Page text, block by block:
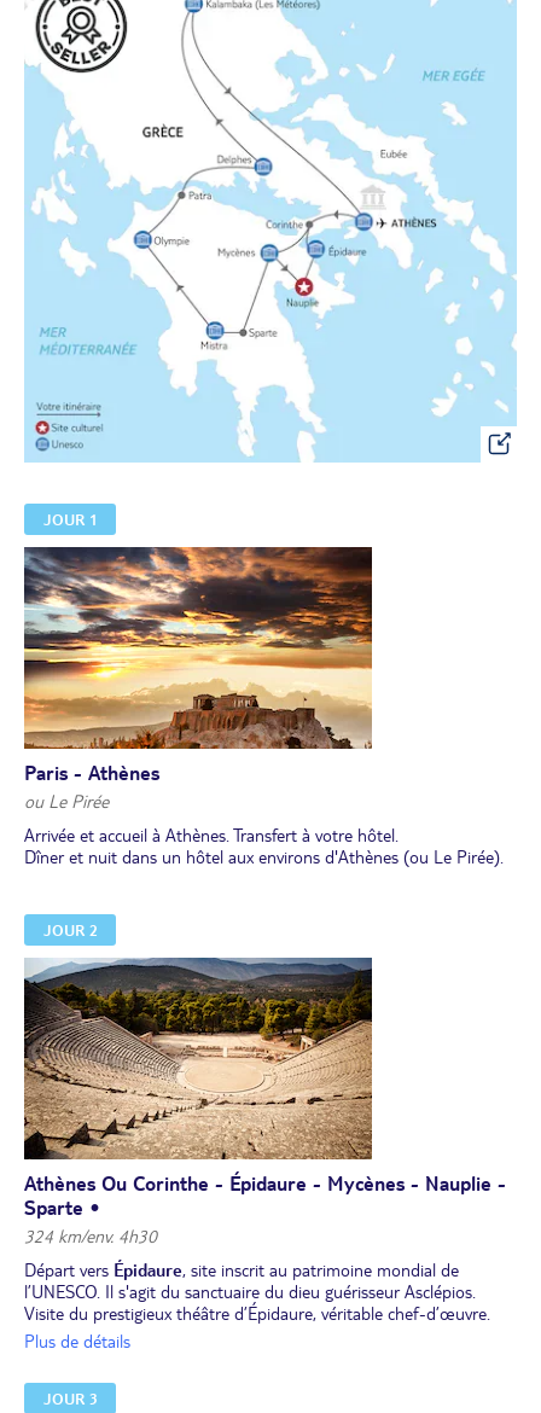
JOUR 1
Paris - Athènes
ou Le Pirée
Arrivée et accueil à Athènes. Transfert à votre hôtel.
Dîner et nuit dans un hôtel aux environs d'Athènes (ou Le Pirée).
JOUR 2
Athènes Ou Corinthe - Épidaure - Mycènes - Nauplie -
Sparte •
324 km/env. 4h30
Départ vers Épidaure, site inscrit au patrimoine mondial de
l’UNESCO. Il s'agit du sanctuaire du dieu guérisseur Asclépios.
Visite du prestigieux théâtre d’Épidaure, véritable chef-d’œuvre.
C'est l’un des mieux conservés du monde antique, dont les anciens
Mycènes, cité des Atrides et ancienne capitale d’un puissant
royaume autour de 1 400 av. J.-C. La visite de la cité
Plus de détails
JOUR 3